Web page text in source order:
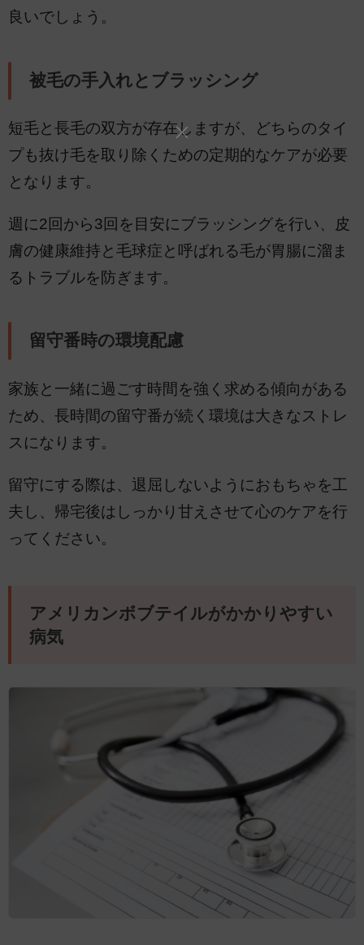
良いでしょう。
被毛の手入れとブラッシング
短毛と長毛の双方が存在しますが、どちらのタイ
プも抜け毛を取り除くための定期的なケアが必要
となります。
週に2回から3回を目安にブラッシングを行い、皮
膚の健康維持と毛球症と呼ばれる毛が胃腸に溜ま
るトラブルを防ぎます。
留守番時の環境配慮
家族と一緒に過ごす時間を強く求める傾向がある
ため、長時間の留守番が続く環境は大きなストレ
スになります。
留守にする際は、退屈しないようにおもちゃを工
夫し、帰宅後はしっかり甘えさせて心のケアを行
ってください。
アメリカンボブテイルがかかりやすい
病気